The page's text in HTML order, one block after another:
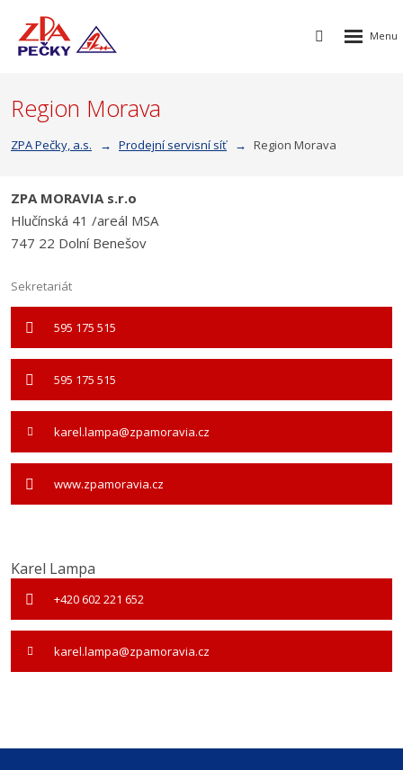
Vyhledávání
Rozbalení
Region Morava
ZPA Pečky, a.s. Prodejní servisní síť Region Morava
ZPA MORAVIA s.r.o
Hlučínská 41 /areál MSA
747 22 Dolní Benešov
Sekretariát
595 175 515
595 175 515
karel.lampa@zpamoravia.cz
www.zpamoravia.cz
Karel Lampa
+420 602 221 652
karel.lampa@zpamoravia.cz